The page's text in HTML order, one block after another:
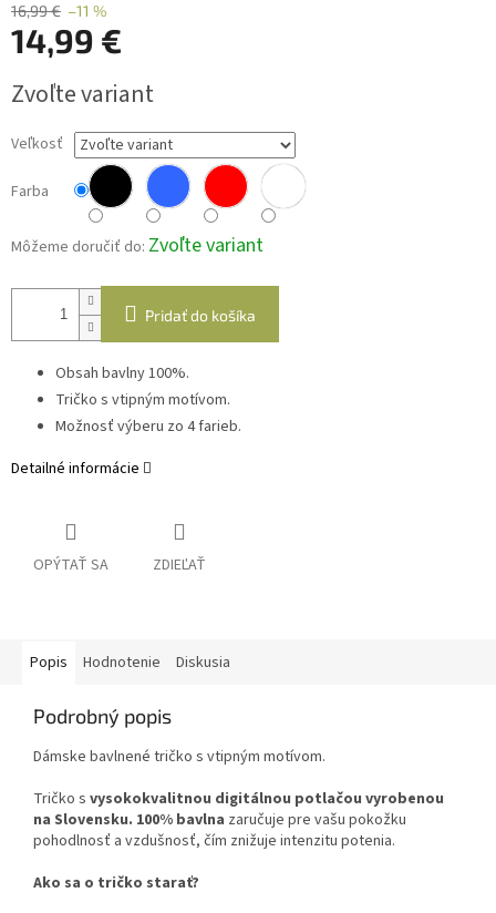
16,99 € –11 %
14,99 €
cena:
Zvoľte variant
Veľkosť
Farba
Môžeme doručiť do: Zvoľte variant
Pridať do košíka
Obsah bavlny 100%.
Tričko s vtipným motívom.
Možnosť výberu zo 4 farieb.
Detailné informácie
OPÝTAŤ SA ZDIEĽAŤ
Popis Hodnotenie Diskusia
Podrobný popis
Dámske bavlnené tričko s vtipným motívom.
Tričko s vysokokvalitnou digitálnou potlačou vyrobenou
na Slovensku. 100% bavlna zaručuje pre vašu pokožku
pohodlnosť a vzdušnosť, čím znižuje intenzitu potenia.
Ako sa o tričko starať?